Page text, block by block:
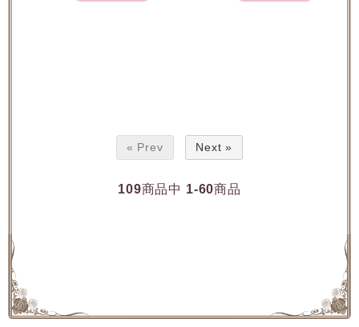
« Prev Next »
109商品中 1-60商品